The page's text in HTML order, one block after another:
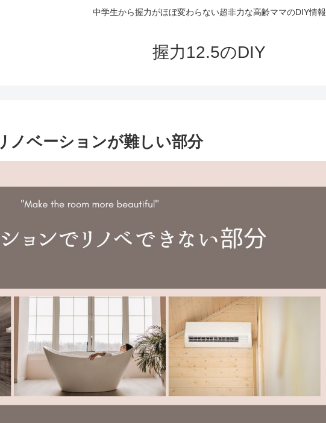
中学生から握力がほぼ変わらない超非力な高齢ママのDIY情報
握力12.5のDIY
ノベーションが難しい部分